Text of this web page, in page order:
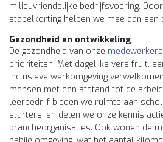
milieuvriendelijke bedrijfsvoering.
stapelkorting helpen we mee aan
Gezondheid en ontwikkeling
De gezondheid van onze medewerkers
prioriteiten. Met dagelijks vers fruit,
inclusieve werkomgeving
mensen met een afstand tot de
leerbedrijf bieden we ruimte aan
starters, en delen we onze kennis
brancheorganisaties. Ook wonen de